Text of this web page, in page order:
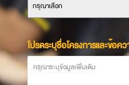
กรุณาเลือก
โปรดระบุชื่อโครงการและข้อ